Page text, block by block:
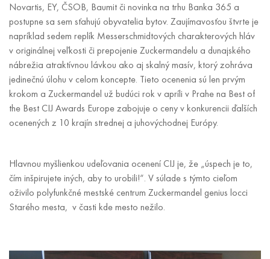
Novartis, EY, ČSOB, Baumit či novinka na trhu Banka 365 a
postupne sa sem sťahujú obyvatelia bytov. Zaujímavosťou štvrte je
napríklad sedem replík Messerschmidtových charakterových hláv
v originálnej veľkosti či prepojenie Zuckermandelu a dunajského
nábrežia atraktívnou lávkou ako aj skalný masív, ktorý zohráva
jedinečnú úlohu v celom koncepte. Tieto ocenenia sú len prvým
krokom a Zuckermandel už budúci rok v apríli v Prahe na Best of
the Best CIJ Awards Europe zabojuje o ceny v konkurencii ďalších
ocenených z 10 krajín strednej a juhovýchodnej Európy.
Hlavnou myšlienkou udeľovania ocenení CIJ je, že „úspech je to,
čím inšpirujete iných, aby to urobili!“. V súlade s týmto cieľom
oživilo polyfunkčné mestské centrum Zuckermandel genius locci
Starého mesta, v časti kde mesto nežilo.